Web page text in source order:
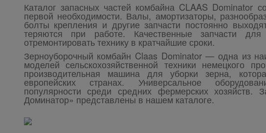
Каталог запасных частей комбайна CLAAS Dominator
первой необходимости. Валы, амортизаторы,
болты крепления и другие запчасти постоянно
теряются при работе. Качественные запчасти
отремонтировать технику в кратчайшие сроки.
Зерноуборочный комбайн Claas Dominator — одна из
моделей сельскохозяйственной техники немецкого
производительная машина для уборки зерна,
европейских странах. Универсальное
популярности среди средних фермерских хозяйств.
Доминатор» представлены в нашем каталоге.